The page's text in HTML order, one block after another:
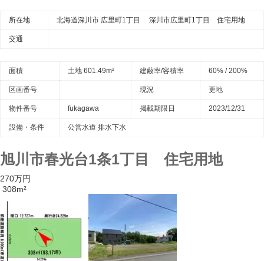
所在地 北海道深川市 広里町1丁目 深川市広里町1丁目 住宅用地
交通
面積 土地 601.49m² 建蔽率/容積率 60% / 200%
区画番号 現況 更地
物件番号 fukagawa 掲載期限日 2023/12/31
設備・条件 公営水道 排水下水
旭川市春光台1条1丁目 住宅用地
270万円
308m²